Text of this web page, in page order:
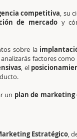
competitiva, su
de mercadoy
sobre la
factores
, el
un plan de marketing
Estratégico,